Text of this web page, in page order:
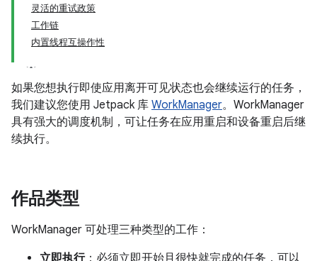
灵活的重试政策
工作链
内置线程互操作性
如果您想执行即使应用离开可见状态也会继续运行的任务，
我们建议您使用 Jetpack 库 WorkManager。WorkManager
具有强大的调度机制，可让任务在应用重启和设备重启后继
续执行。
作品类型
WorkManager 可处理三种类型的工作：
立即执行：必须立即开始且很快就完成的任务，可以